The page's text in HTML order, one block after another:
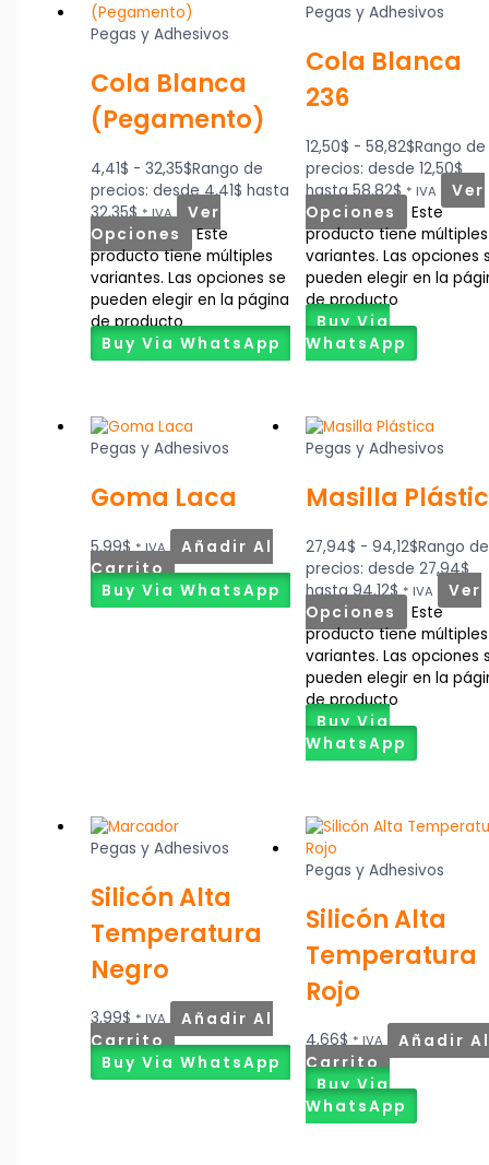
Pegas y Adhesivos
Cola Blanca
(Pegamento)
4,41$ - 32,35$Rango de
precios: desde 4,41$ hasta
32,35$ * IVA
Ver
Opciones
Este
producto tiene múltiples
variantes. Las opciones se
pueden elegir en la página
de producto
Buy Via WhatsApp
Pegas y Adhesivos
Cola Blanca
236
12,50$ - 58,82$Rango de
precios: desde 12,50$
hasta 58,82$ * IVA
Ver
Opciones
Este
producto tiene múltiples
variantes. Las opciones
pueden elegir en la
de producto
Buy Via
WhatsApp
Pegas y Adhesivos
Goma Laca
5,99$ * IVA
Añadir Al
Carrito
Buy Via WhatsApp
Pegas y Adhesivos
Masilla
27,94$ - 94,12$Rango de
precios: desde 27,94$
hasta 94,12$ * IVA
Ver
Opciones
Este
producto tiene múltiples
variantes. Las opciones
pueden elegir en la
de producto
Buy Via
WhatsApp
Pegas y Adhesivos
Silicón Alta
Temperatura
Negro
3,99$ * IVA
Añadir Al
Carrito
Buy Via WhatsApp
Pegas y Adhesivos
Silicón Alta
Temperatura
Rojo
4,66$ * IVA
Añadir
Carrito
Buy Via
WhatsApp